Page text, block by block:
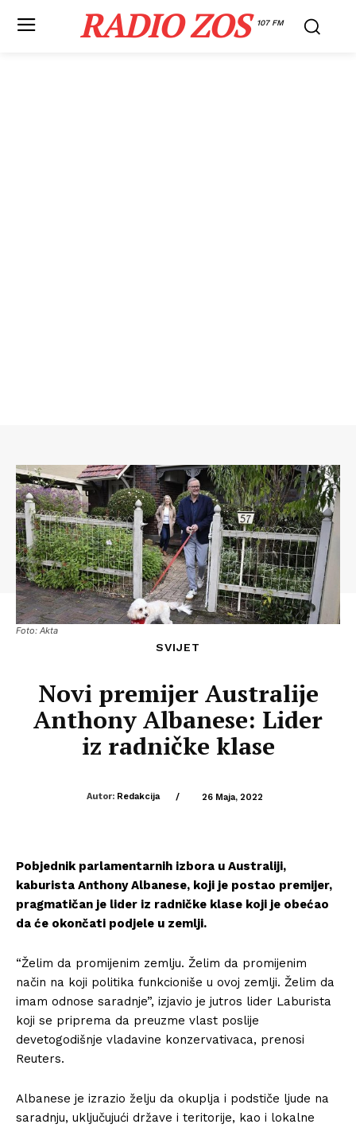
RADIO ZOS 107 FM
Foto: Akta
SVIJET
Novi premijer Australije
Anthony Albanese: Lider
iz radničke klase
Autor: Redakcija / 26 Maja, 2022
Pobjednik parlamentarnih izbora u Australiji,
kaburista Anthony Albanese, koji je postao premijer,
pragmatičan je lider iz radničke klase koji je obećao
da će okončati podjele u zemlji.
“Želim da promijenim zemlju. Želim da promijenim
način na koji politika funkcioniše u ovoj zemlji. Želim da
imam odnose saradnje”, izjavio je jutros lider Laburista
koji se priprema da preuzme vlast poslije
devetogodišnje vladavine konzervativaca, prenosi
Reuters.
Albanese je izrazio želju da okuplja i podstiče ljude na
saradnju, uključujući države i teritorije, kao i lokalne